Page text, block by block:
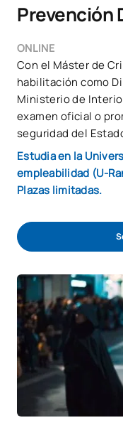
Prevención
ONLINE
Con el Máster de
habilitación como
Ministerio de
examen oficial o
seguridad del
Estudia en la
empleabilidad (U-
Plazas limitadas.